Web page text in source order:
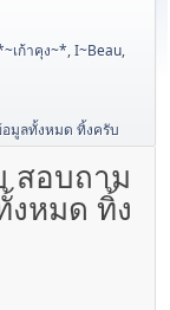
เก้าคุง~*,I~Beau,
มูลทั้งหมด ทิ้งครับ
สอบถาม
งหมด ทิ้ง